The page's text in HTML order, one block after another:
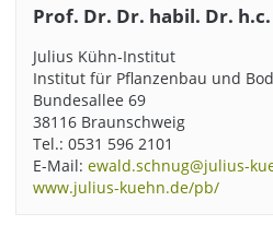
Prof. Dr. Dr. habil. Dr.
Julius Kühn-Institut
Institut für Pflanzenbau und
Bundesallee 69
38116 Braunschweig
Tel.: 0531 596 2101
E-Mail: ewald.schnug@julius-
www.julius-kuehn.de/pb/